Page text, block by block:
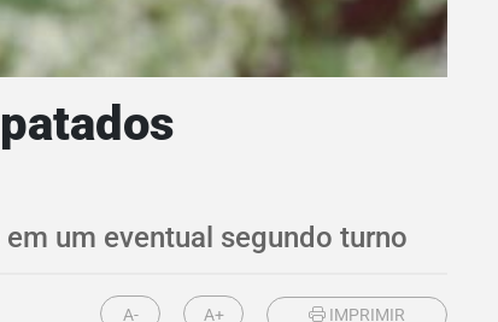
um eventual segundo turno
A- A+ IMPRIMIR